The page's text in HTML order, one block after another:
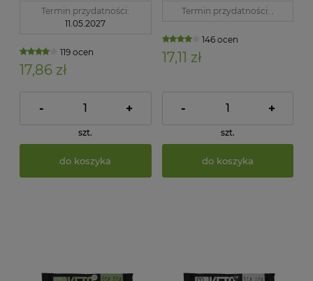
Termin przydatności:
11.05.2027
119 ocen
17,86 zł
- +
szt.
do koszyka
Termin przydatności: .
146 ocen
17,11 zł
- +
szt.
do koszyka